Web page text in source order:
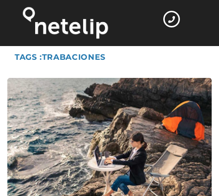
Home Trabaciones
TAGS :TRABACIONES